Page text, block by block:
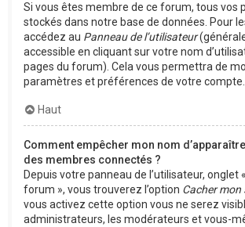
Si vous êtes membre de ce forum, tous vos
stockés dans notre base de données. Pour
accédez au Panneau de l’utilisateur
accessible en cliquant sur votre nom
pages du forum). Cela vous permettra de
paramètres et préférences de votre compte.
Haut
Comment empêcher mon nom
des membres connectés ?
Depuis votre panneau de l’utilisateur, onglet
forum », vous trouverez l’option Cacher
vous activez cette option vous ne serez
administrateurs, les modérateurs et vous-